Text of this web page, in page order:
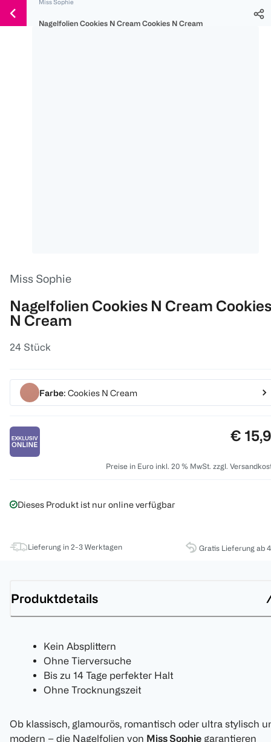
150 Ös
300 Ös
500 Ös
Weiter
zum
Miss Sophie
Nagelfolien Cookies N Cream Cookies N Cream
Miss Sophie
Nagelfolien Cookies N Cream Cookies
N Cream
24 Stück
Farbe: Cookies N Cream
Preis:
€
Preise in Euro inkl. 20 % MwSt. zzgl.
Dieses Produkt ist nur online verfügbar
Lieferung in 2-3 Werktagen Gratis Lieferung ab
Produktdetails
Kein Absplittern
Ohne Tierversuche
Bis zu 14 Tage perfekter Halt
Ohne Trocknungszeit
Ob klassisch, glamourös, romantisch oder ultra stylisch
modern – die Nagelfolien von Miss Sophie garantieren